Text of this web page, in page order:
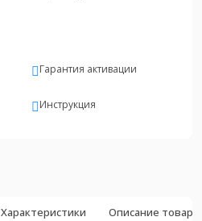
Гарантия активации
Инструкция
Характеристики Описание товара